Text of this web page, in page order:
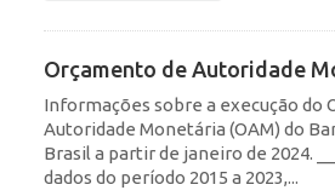
Orçamento de Autoridade
Informações sobre a execução do
Autoridade Monetária (OAM) do
Brasil a partir de janeiro de 2024.
dados do período 2015 a 2023,...